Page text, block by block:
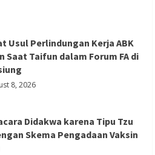
Kehormatan Tapak
Perkuat Sinergi Jaga
Negeri
Usul Perlindungan Kerja ABK
Saat Taifun dalam Forum FA di
8, 2026
Didakwa karena Tipu Tzu
Skema Pengadaan Vaksin